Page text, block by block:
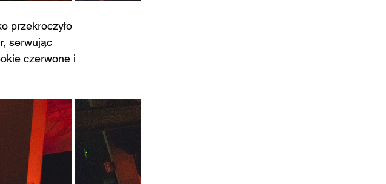
przekroczyło
serwując
czerwone i